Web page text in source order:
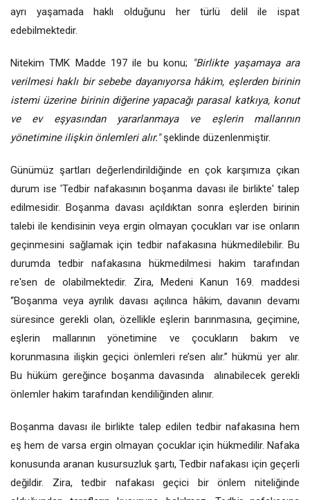
ayrı yaşamada haklı olduğunu her türlü delil ile ispat
edebilmektedir.
Nitekim TMK Madde 197 ile bu konu;
"Birlikte yaşamaya ara
verilmesi haklı bir sebebe dayanıyorsa hâkim, eşlerden birinin
istemi üzerine birinin diğerine yapacağı parasal katkıya, konut
ve ev eşyasından yararlanmaya ve eşlerin mallarının
yönetimine ilişkin önlemleri alır."şeklinde düzenlenmiştir.
Günümüz şartları değerlendirildiğinde en çok karşımıza çıkan
durum ise 'Tedbir nafakasının boşanma davası ile birlikte' talep
edilmesidir. Boşanma davası açıldıktan sonra eşlerden birinin
talebi ile kendisinin veya ergin olmayan çocukları var ise onların
geçinmesini sağlamak için tedbir nafakasına hükmedilebilir. Bu
durumda tedbir nafakasına hükmedilmesi hakim tarafından
re'sen de olabilmektedir. Zira, Medeni Kanun 169. maddesi
“Boşanma veya ayrılık davası açılınca hâkim, davanın devamı
süresince gerekli olan, özellikle eşlerin barınmasına, geçimine,
eşlerin mallarının yönetimine ve çocukların bakım ve
korunmasına ilişkin geçici önlemleri re’sen alır.” hükmü yer alır.
Bu hüküm gereğince boşanma davasında alınabilecek gerekli
önlemler hakim tarafından kendiliğinden alınır.
Boşanma davası ile birlikte talep edilen tedbir nafakasına hem
eş hem de varsa ergin olmayan çocuklar için hükmedilir. Nafaka
konusunda aranan kusursuzluk şartı, Tedbir nafakası için geçerli
değildir. Zira, tedbir nafakası geçici bir önlem niteliğinde